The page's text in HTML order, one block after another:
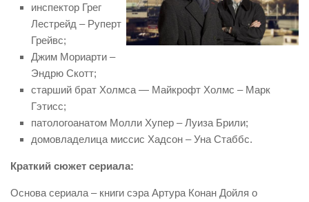
инспектор Грег
Лестрейд – Руперт
Грейвс;
Джим Мориарти –
Эндрю Скотт;
старший брат Холмса — Майкрофт Холмс – Марк
Гэтисс;
патологоанатом Молли Хупер – Луиза Брили;
домовладелица миссис Хадсон – Уна Стаббс.
Краткий сюжет сериала:
Основа сериала – книги сэра Артура Конан Дойля о